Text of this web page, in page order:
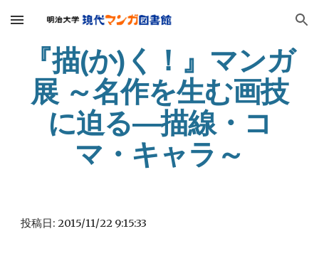
Skip to main content Skip to navigation
『描(か)く！』マンガ
展 ～名作を生む画技
に迫る―描線・コ
マ・キャラ～
投稿日: 2015/11/22 9:15:33